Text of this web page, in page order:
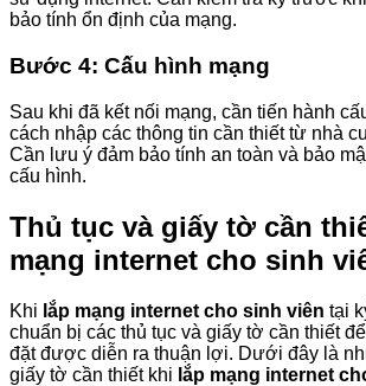
bảo tính ổn định của mạng.
Bước 4: Cấu hình mạng
Sau khi đã kết nối mạng, cần tiến hành
cách nhập các thông tin cần thiết từ nhà
Cần lưu ý đảm bảo tính an toàn và bảo
cấu hình.
Thủ tục và giấy tờ cần
mạng internet cho sinh
Khi lắp mạng internet cho sinh viên tại
chuẩn bị các thủ tục và giấy tờ cần thiết
đặt được diễn ra thuận lợi. Dưới đây là
giấy tờ cần thiết khi lắp mạng internet